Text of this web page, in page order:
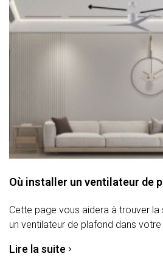
Où installer un ventilateur de
Cette page vous aidera à trouver la
un ventilateur de plafond dans
Lire la suite